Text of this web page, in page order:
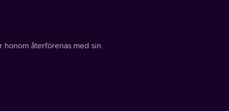
honom återförenas med sin